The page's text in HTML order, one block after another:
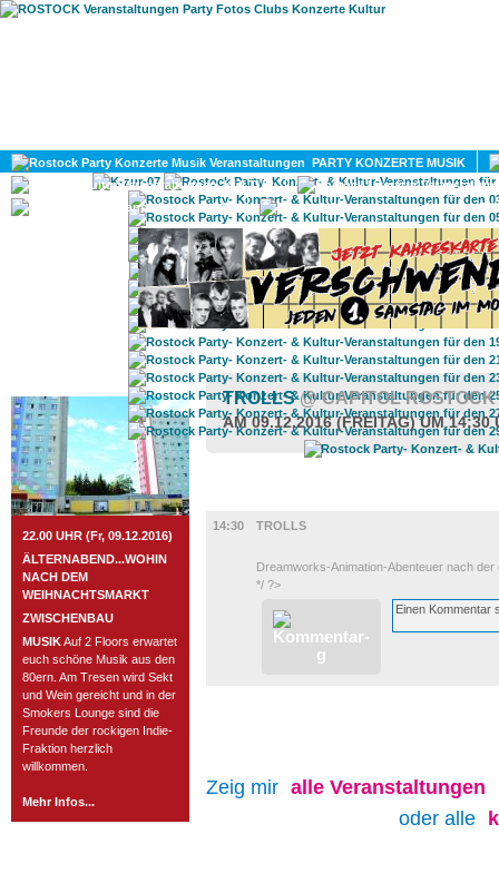
PARTY KONZERTE MUSIK
KULTUR
GAY
ROSTOCK TAGESTIPP
22.00 UHR (Fr, 09.12.2016)
ÄLTERNABEND...WOHIN
NACH DEM
WEIHNACHTSMARKT
ZWISCHENBAU
MUSIKAuf 2 Floors erwartet
euch schöne Musik aus den
80ern. Am Tresen wird Sekt
und Wein gereicht und in der
Smokers Lounge sind die
Freunde der rockigen Indie-
Fraktion herzlich
willkommen.
Mehr Infos...
TROLLS@ CAPITOL ROSTOCK
AM 09.12.2016 (FREITAG) UM 14:30
14:30
TROLLS
Dreamworks-Animation-Abenteuer nach
*/ ?>
Zeig mir alle Veranstaltungen
oder alle